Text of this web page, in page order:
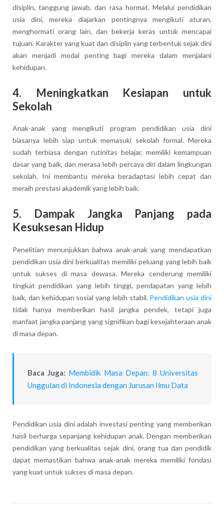
disiplin, tanggung jawab, dan rasa hormat. Melalui pendidikan
usia dini, mereka diajarkan pentingnya mengikuti aturan,
menghormati orang lain, dan bekerja keras untuk mencapai
tujuan. Karakter yang kuat dan disiplin yang terbentuk sejak dini
akan menjadi modal penting bagi mereka dalam menjalani
kehidupan.
4. Meningkatkan Kesiapan untuk
Sekolah
Anak-anak yang mengikuti program pendidikan usia dini
biasanya lebih siap untuk memasuki sekolah formal. Mereka
sudah terbiasa dengan rutinitas belajar, memiliki kemampuan
dasar yang baik, dan merasa lebih percaya diri dalam lingkungan
sekolah. Ini membantu mereka beradaptasi lebih cepat dan
meraih prestasi akademik yang lebih baik.
5. Dampak Jangka Panjang pada
Kesuksesan Hidup
Penelitian menunjukkan bahwa anak-anak yang mendapatkan
pendidikan usia dini berkualitas memiliki peluang yang lebih baik
untuk sukses di masa dewasa. Mereka cenderung memiliki
tingkat pendidikan yang lebih tinggi, pendapatan yang lebih
baik, dan kehidupan sosial yang lebih stabil. Pendidikan usia dini
tidak hanya memberikan hasil jangka pendek, tetapi juga
manfaat jangka panjang yang signifikan bagi kesejahteraan anak
di masa depan.
Baca Juga: Membidik Masa Depan: 8 Universitas
Unggulan di Indonesia dengan Jurusan Ilmu Data
Pendidikan usia dini adalah investasi penting yang memberikan
hasil berharga sepanjang kehidupan anak. Dengan memberikan
pendidikan yang berkualitas sejak dini, orang tua dan pendidik
dapat memastikan bahwa anak-anak mereka memiliki fondasi
yang kuat untuk sukses di masa depan.